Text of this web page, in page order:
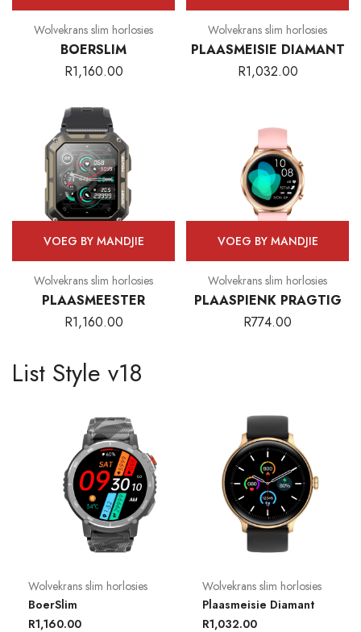
Wolvekrans slim horlosies
BOERSLIM
R1,160.00
Wolvekrans slim horlosies
PLAASMEISIE DIAMANT
R1,032.00
VOEG BY MANDJIE
Wolvekrans slim horlosies
PLAASMEESTER
R1,160.00
VOEG BY MANDJIE
Wolvekrans slim horlosies
PLAASPIENK PRAGTIG
R774.00
List Style v18
Wolvekrans slim horlosies
BoerSlim
R1,160.00
Wolvekrans slim horlosies
Plaasmeisie Diamant
R1,032.00